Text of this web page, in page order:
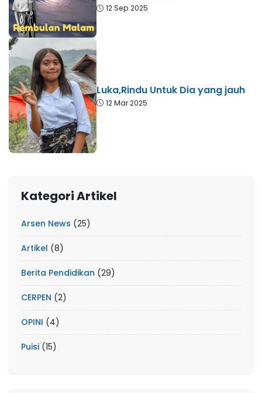
12 Sep 2025
Luka,Rindu Untuk Dia yang jauh
12 Mar 2025
Kategori Artikel
Arsen News (25)
Artikel (8)
Berita Pendidikan (29)
CERPEN (2)
OPINI (4)
Puisi (15)